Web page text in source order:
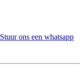
Stuur ons een whatsapp